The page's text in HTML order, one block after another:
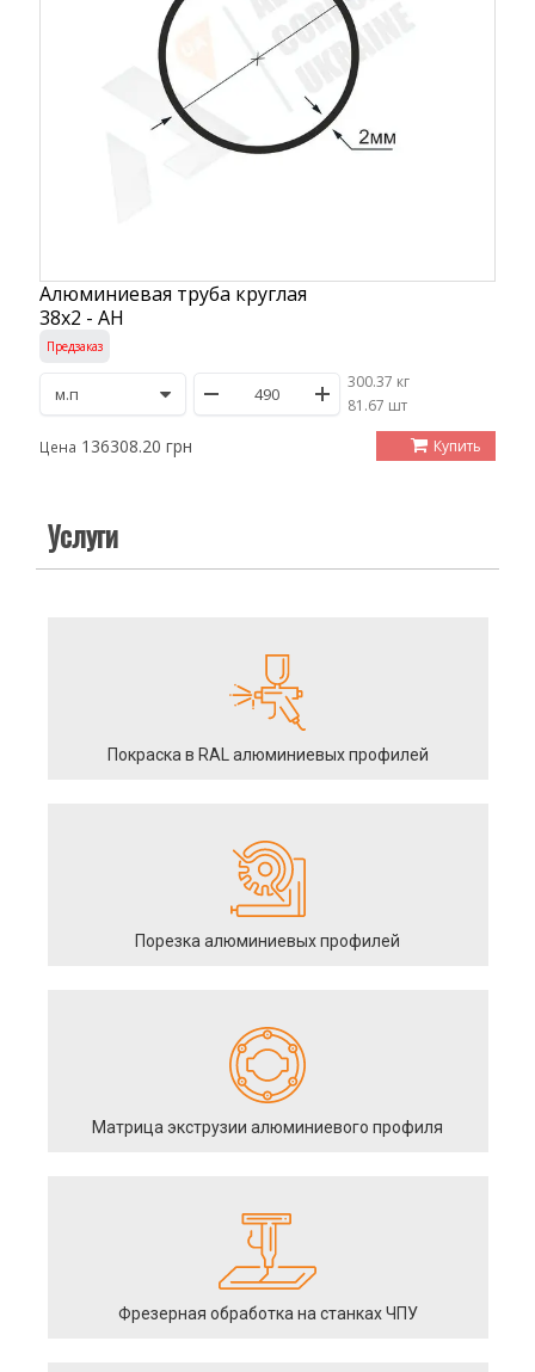
Алюминиевая труба круглая
38х2 - АН
Предзаказ
300.37 кг
/81.67 шт
Цена 136308.20 грн Купить
Услуги
Покраска в RAL алюминиевых профилей
Порезка алюминиевых профилей
Матрица экструзии алюминиевого профиля
Фрезерная обработка на станках ЧПУ